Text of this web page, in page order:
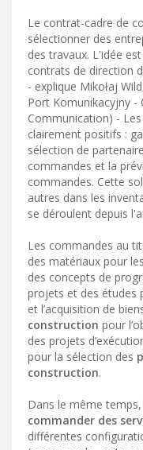
Le contrat-cadre de
sélectionner des
des travaux. L'idée
contrats de direction
- explique Mikołaj
Port Komunikacyjny -
Communication) -
clairement positifs :
sélection de
commandes et la
commandes. Cette
autres dans les
se déroulent depuis
Les commandes au
des matériaux pour les
des concepts de
projets et des études
et l’acquisition de
construction pour
des projets
pour la sélection des
construction.
Dans le même
commander des
différentes